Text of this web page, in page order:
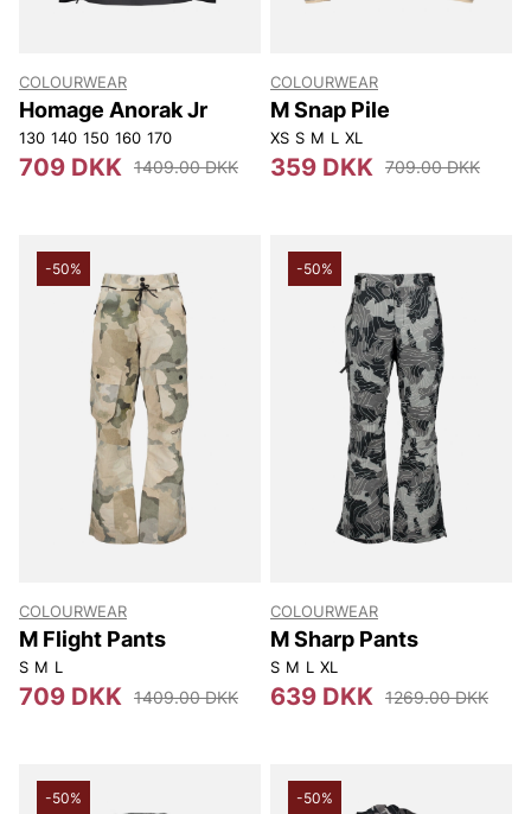
COLOURWEAR
Homage Anorak Jr
130 140 150 160 170
709 DKK 1409.00 DKK
COLOURWEAR
M Snap Pile
XS S M L XL
359 DKK 709.00 DKK
-50%
COLOURWEAR
M Flight Pants
S M L
709 DKK 1409.00 DKK
-50%
COLOURWEAR
M Sharp Pants
S M L XL
639 DKK 1269.00 DKK
-50% -50%